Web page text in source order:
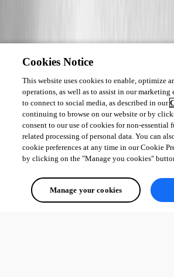
Cookies Notice
This website uses cookies to enable, optimize
operations, as well as to assist in our
to connect to social media, as described in our
continuing to browse on our website or by
consent to our use of cookies for non-essential
related processing of personal data. You can
cookie preferences at any time in our Cookie
by clicking on the "Manage you cookies"
Manage your cookies